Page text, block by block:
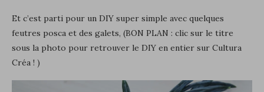
Et c’est parti pour un DIY super simple avec quelques
feutres posca et des galets, (BON PLAN : clic sur le titre
sous la photo pour retrouver le DIY en entier sur Cultura
Créa ! )